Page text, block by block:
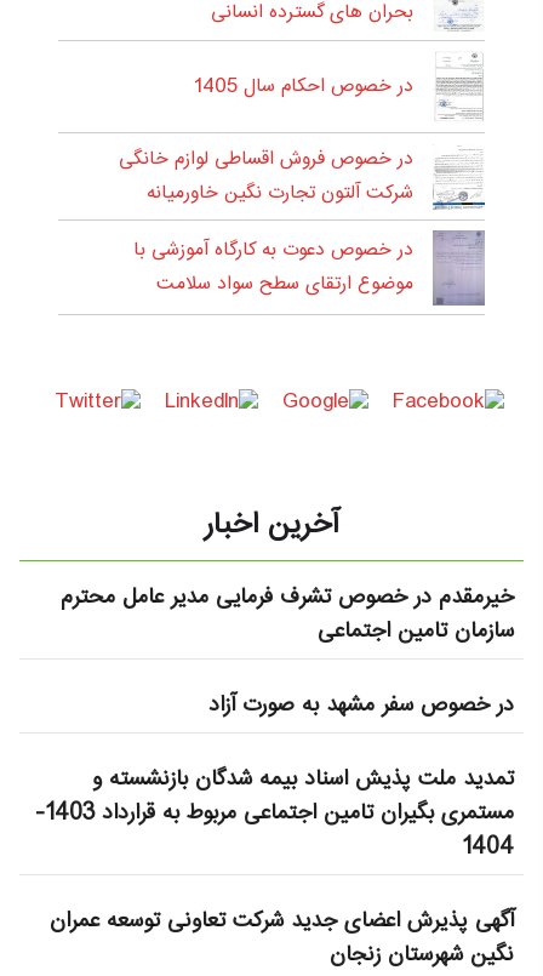
بحران های گسترده انسانی
در خصوص احکام سال 1405
در خصوص فروش اقساطی لوازم خانگی
شرکت آلتون تجارت نگین خاورمیانه
در خصوص دعوت به کارگاه آموزشی با
موضوع ارتقای سطح سواد سلامت
آخرین اخبار
خیرمقدم در خصوص تشرف فرمایی مدیر عامل محترم
سازمان تامین اجتماعی
در خصوص سفر مشهد به صورت آزاد
تمدید ملت پذیش اسناد بیمه شدگان بازنشسته و
مستمری بگیران تامین اجتماعی مربوط به قرارداد 1403-
1404
آگهی پذیرش اعضای جدید شرکت تعاونی توسعه عمران
نگین شهرستان زنجان